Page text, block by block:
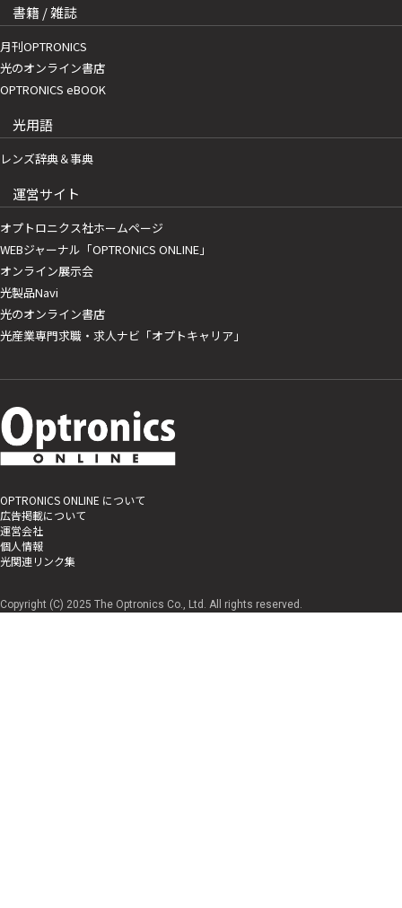
書籍 / 雑誌
月刊OPTRONICS
光のオンライン書店
OPTRONICS eBOOK
光用語
レンズ辞典＆事典
運営サイト
オプトロニクス社ホームページ
WEBジャーナル「OPTRONICS ONLINE」
オンライン展示会
光製品Navi
光のオンライン書店
光産業専門求職・求人ナビ「オプトキャリア」
OPTRONICS ONLINE について
広告掲載について
運営会社
個人情報
光関連リンク集
Copyright (C) 2025 The Optronics Co., Ltd. All rights reserved.